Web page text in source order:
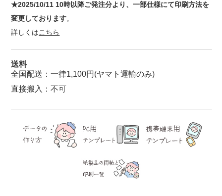
★2025/10/11 10時以降ご発注分より、一部仕様にて印刷方法を
変更しております。
詳しくはこちら
送料
全国配送：一律1,100円(ヤマト運輸のみ)
直接搬入：不可